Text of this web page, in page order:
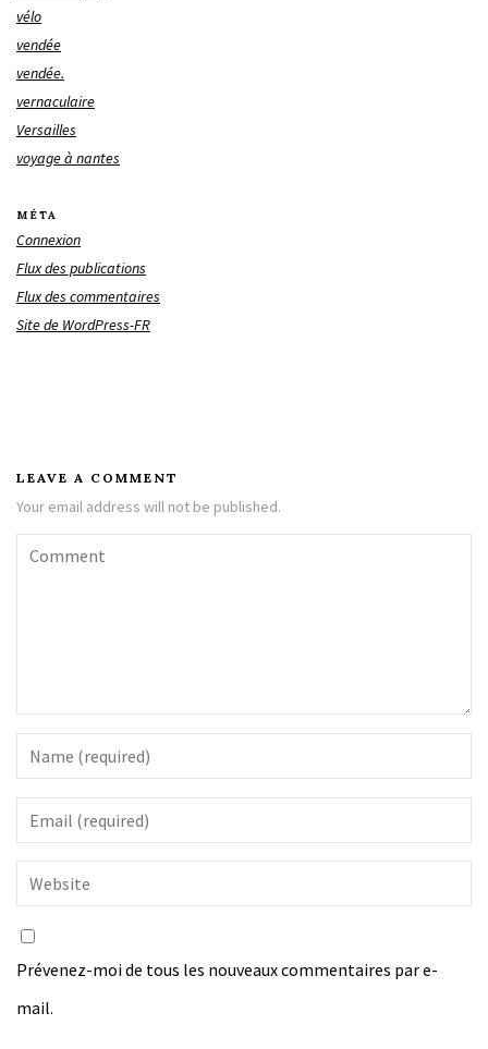
vélo
vendée
vendée.
vernaculaire
Versailles
voyage à nantes
MÉTA
Connexion
Flux des publications
Flux des commentaires
Site de WordPress-FR
LEAVE A COMMENT
Your email address will not be published.
Prévenez-moi de tous les nouveaux commentaires par e-
mail.